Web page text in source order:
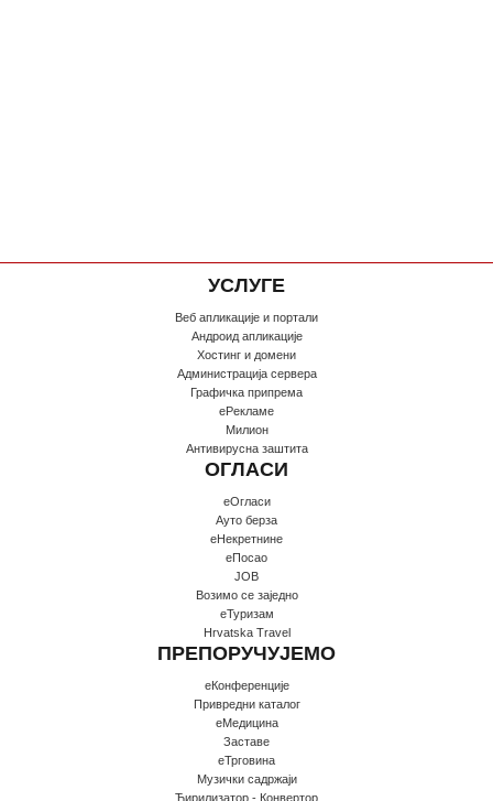
УСЛУГЕ
Веб апликације и портали
Андроид апликације
Хостинг и домени
Администрација сервера
Графичка припрема
еРекламе
Милион
Антивирусна заштита
ОГЛАСИ
еОгласи
Ауто берза
еНекретнине
еПосао
JOB
Возимо се заједно
еТуризам
Hrvatska Travel
ПРЕПОРУЧУЈЕМО
еКонференције
Привредни каталог
еМедицина
Заставе
еТрговина
Музички садржаји
Ћирилизатор - Конвертор